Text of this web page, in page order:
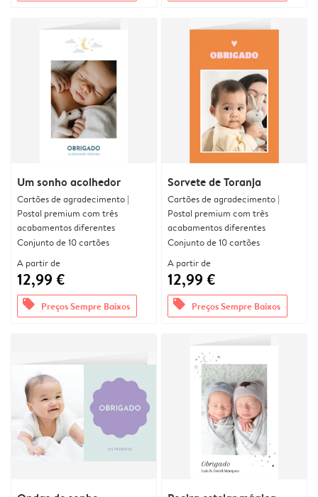
Um sonho acolhedor
Cartões de agradecimento |
Postal premium com três
acabamentos diferentes
Conjunto de 10 cartões
A partir de
12,99 €
offers Preços Sempre Baixos
Sorvete de Toranja
Cartões de agradecimento |
Postal premium com três
acabamentos diferentes
Conjunto de 10 cartões
A partir de
12,99 €
offers Preços Sempre Baixos